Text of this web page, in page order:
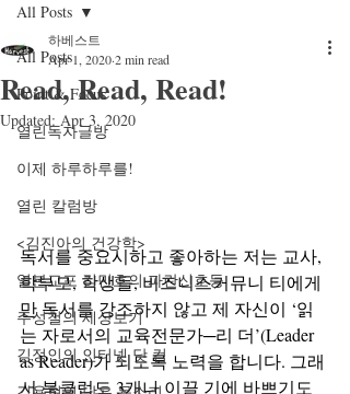
All Posts
Point & Focus
열린독자글방
이제 하루하루를!
열린 칼럼방
<김진아의 건강학>
일본교포 김민호의 파란신호등
주성철의 세상보기
김정인의 인터넷 닷 컴
All Posts
Read, Read, Read!
하베스트
Apr 1, 20202 min read
Updated: Apr 3, 2020
독서를 중요시하고 좋아하는 저는 교사,
학부모, 학생들, 비즈니스커뮤니 티에게
만 독서를 강조하지 않고 제 자신이 ‘읽
는 자로서의 교육전문가─리 더’(Leader
as Reader)가 되도록 노력을 합니다. 그래
서 북클럽도 3개나 이끌 기에 바쁘기도